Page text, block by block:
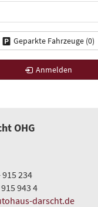
Geparkte Fahrzeuge (0)
Anmelden
OHG
915 234
943 4
darscht.de